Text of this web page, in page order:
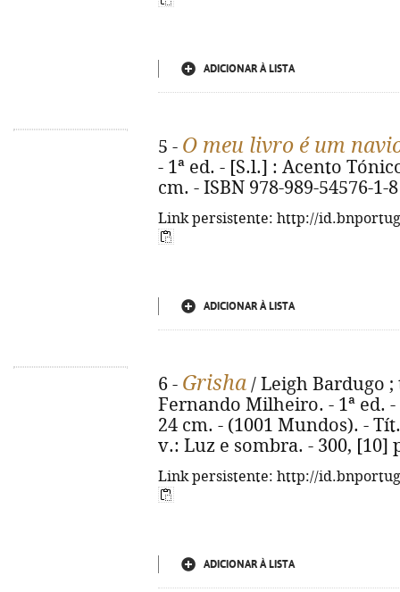
ADICIONAR À LISTA
5 - O meu livro é um
- 1ª ed. - [S.l.] : Acento
cm. - ISBN 978-989-54576-1-8
Link persistente: http://
ADICIONAR À LISTA
6 - Grisha / Leigh Bardugo
Fernando Milheiro. - 1ª ed.
24 cm. - (1001 Mundos). -
v.: Luz e sombra. - 300, [10]
Link persistente: http://
ADICIONAR À LISTA